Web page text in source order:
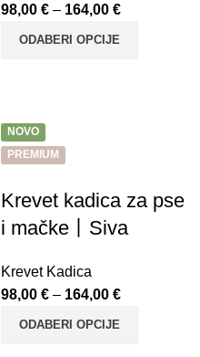
98,00 € – 164,00 €
ODABERI OPCIJE
NOVO
PREMIUM
Krevet kadica za pse
i mačke丨Siva
Krevet Kadica
98,00 € – 164,00 €
ODABERI OPCIJE